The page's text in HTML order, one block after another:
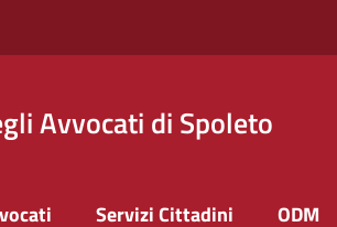
Avvocati di Spoleto
Servizi Cittadini ODM